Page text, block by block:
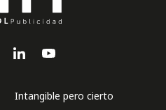
Intangible pero cierto